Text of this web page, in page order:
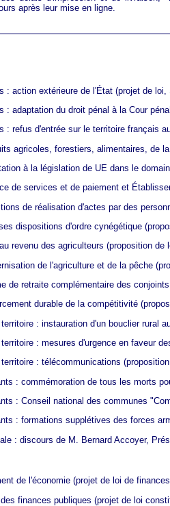
après leur mise en ligne.
: action extérieure de l'État(projet de loi,
: adaptation du droit pénal à la Cour
: refus d'entrée sur le territoire français
agricoles, forestiers, alimentaires, de
à la législation de UE dans le
de services et de paiement et
de réalisation d'actes par des
dispositions d'ordre cynégétique
revenu des agriculteurs (proposition de
de l'agriculture et de la pêche
de retraite complémentaire des
durable de la compétitivité
: instauration d'un bouclier rural
: mesures d'urgence en faveur
: télécommunications
: commémoration de tous les morts
: Conseil national des communes
: formations supplétives des forces
: discours de M. Bernard Accoyer,
de l'économie(projet de loi de
finances publiques (projet de loi